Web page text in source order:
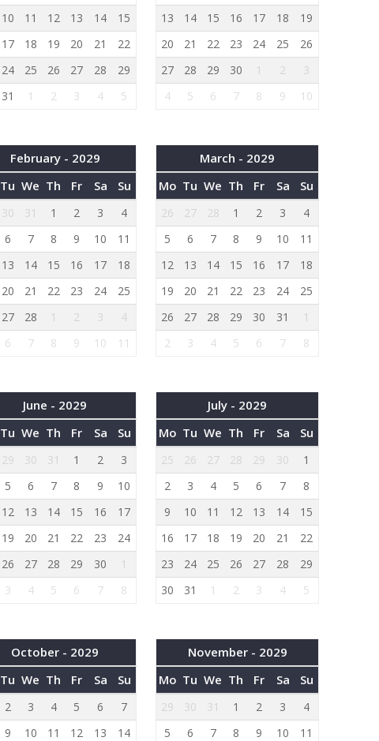
10 11 12 13 14
15
17 18 19 20 21
22
24 25 26 27 28
29
31 1 2 3 4 5
13
14 15 16 17 18
19
20
21 22 23 24 25
26
27
28 29 30 1 2
3
4
5 6 7 8 9 10
February - 2029
Tu We Th Fr Sa Su
30 31 1 2 3
4
6 7 8 9 10
11
13 14 15 16 17
18
20 21 22 23 24
25
27 28 1 2 3
4
6 7 8 9 10 11
March - 2029
Mo Tu We Th Fr Sa Su
26 27 28 1 2 3
4
5
6 7 8 9 10
11
12
13 14 15 16 17
18
19
20 21 22 23 24
25
26
27 28 29 30 31
1
2
3 4 5 6 7 8
June - 2029
Tu We Th Fr Sa Su
29 30 31 1 2
3
5 6 7 8 9
10
12 13 14 15 16
17
19 20 21 22 23
24
26 27 28 29 30
1
3 4 5 6 7 8
July - 2029
Mo Tu We Th Fr Sa Su
25 26 27 28 29 30
1
2
3 4 5 6 7
8
9
10 11 12 13 14
15
16
17 18 19 20 21
22
23
24 25 26 27 28
29
30
31 1 2 3 4 5
October - 2029
Tu We Th Fr Sa Su
2 3 4 5 6
7
9 10 11 12 13 14
November - 2029
Mo Tu We Th Fr Sa Su
29 30 31 1 2 3
4
5
6 7 8 9 10 11